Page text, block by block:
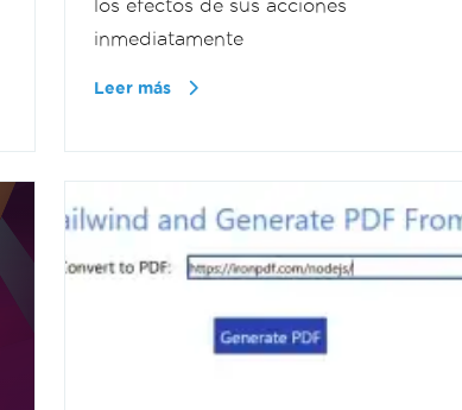
los efectos de sus acciones
inmediatamente
Leer más